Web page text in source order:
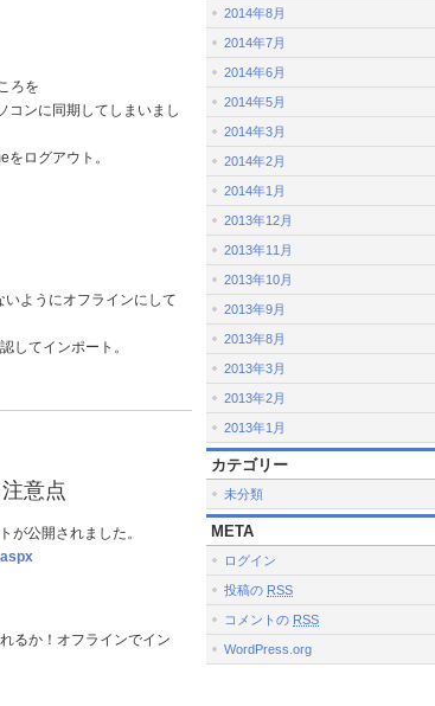
ろを
コンに同期してしまいまし
ログアウト。
ようにオフラインにして
してインポート。
意点
が公開されました。
るか！オフラインでイン
2014年8月
2014年7月
2014年6月
2014年5月
2014年3月
2014年2月
2014年1月
2013年12月
2013年11月
2013年10月
2013年9月
2013年8月
2013年3月
2013年2月
2013年1月
カテゴリー
未分類
META
ログイン
投稿の RSS
コメントの RSS
WordPress.org